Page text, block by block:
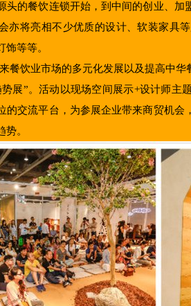
头的餐饮连锁开始，到中间的创业、
亦将亮相不少优质的设计、软装家具
等等。
饮业市场的多元化发展以及提高中华
展”。活动以现场空间展示+设计师主
的交流平台，为参展企业带来商贸机
。